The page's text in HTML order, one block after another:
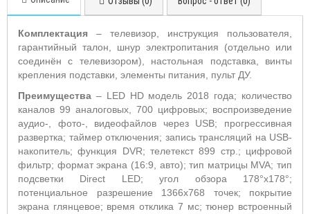
Комплектация – телевизор, инструкция пользователя,
гарантийный талон, шнур электропитания (отдельно или
соединён с телевизором), настольная подставка, винты
крепления подставки, элементы питания, пульт ДУ.
Преимущества – LED HD модель 2018 года; количество
каналов 99 аналоговых, 700 цифровых; воспроизведение
аудио-, фото-, видеофайлов через USB; прогрессивная
развертка; таймер отключения; запись трансляций на USB-
накопитель; функция DVR; телетекст 899 стр.; цифровой
фильтр; формат экрана (16:9, авто); тип матрицы MVA; тип
подсветки Direct LED; угол обзора 178°х178°;
потенциальное разрешение 1366x768 точек; покрытие
экрана глянцевое; время отклика 7 мс; тюнер встроенный